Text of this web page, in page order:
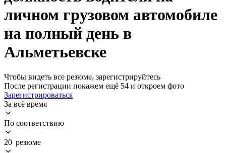
личном грузовом автомобиле
на полный день в
Альметьевске
Чтобы видеть все резюме, зарегистрируйтесь
После регистрации покажем ещё 54 и откроем фото
Зарегистрироваться
За всё время
По соответствию
20 резюме